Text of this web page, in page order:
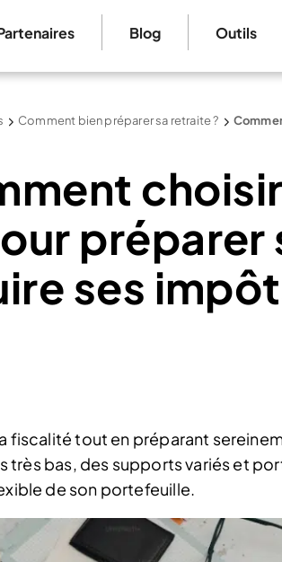
Blog Outils
Comment bien préparer sa retraite ?
préparer
ses
fiscalité tout en préparant
bas, des supports variés et
de son portefeuille.